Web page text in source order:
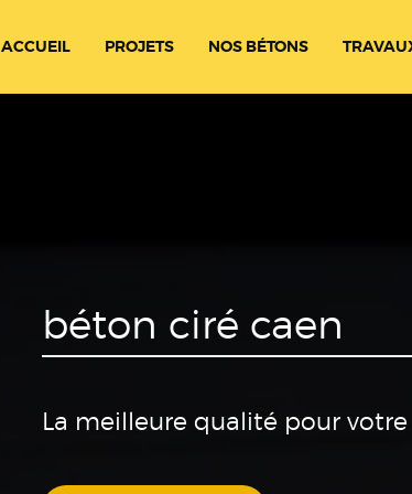
ACCUEIL PROJETS NOS BÉTONS
béton ciré caen
La meilleure qualité pour